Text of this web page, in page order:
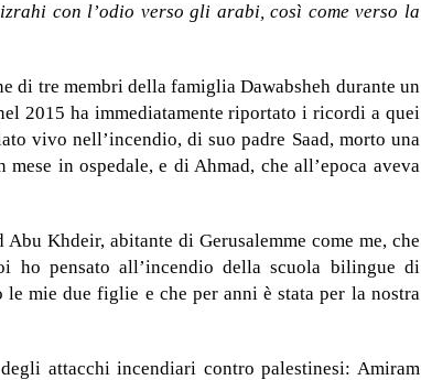
con l’odio verso gli arabi, così come verso la
di tre membri della famiglia Dawabsheh durante un
2015 ha immediatamente riportato i ricordi a quei
vivo nell’incendio, di suo padre Saad, morto una
in ospedale, e di Ahmad, che all’epoca aveva
Khdeir, abitante di Gerusalemme come me, che
ho pensato all’incendio della scuola bilingue di
le mie due figlie e che per anni è stata per la nostra
attacchi incendiari contro palestinesi: Amiram